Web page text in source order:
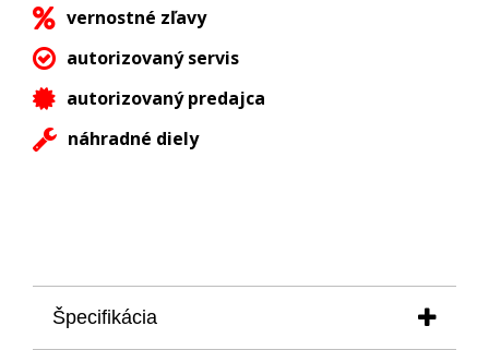
vernostné zľavy
autorizovaný servis
autorizovaný predajca
náhradné diely
Špecifikácia